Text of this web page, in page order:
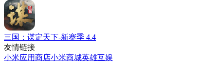
三国：谋定天下-新赛季 4.4
友情链接
小米应用商店小米商城英雄互娱